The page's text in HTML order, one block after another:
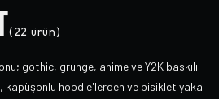
(22 ürün)
gothic, grunge, anime ve Y2K baskılı
hoodie'lerden ve bisiklet yaka